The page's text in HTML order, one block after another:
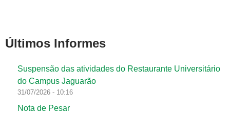
Últimos Informes
Suspensão das atividades do Restaurante Universitário
do Campus Jaguarão
31/07/2026 - 10:16
Nota de Pesar